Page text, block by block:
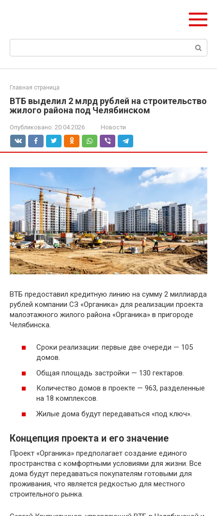
Поиск:
Главная страница
ВТБ выделил 2 млрд рублей на строительство
жилого района под Челябинском
Опубликовано: 20.04.2026 Новости
ВТБ предоставил кредитную линию на сумму 2 миллиарда
рублей компании СЗ «Органика» для реализации проекта
малоэтажного жилого района «Органика» в пригороде
Челябинска.
Сроки реализации: первые две очереди — 105
домов.
Общая площадь застройки — 130 гектаров.
Количество домов в проекте — 963, разделенные
на 18 комплексов.
Жилые дома будут передаваться «под ключ».
Концепция проекта и его значение
Проект «Органика» предполагает создание единого
пространства с комфортными условиями для жизни. Все
дома будут передаваться покупателям готовыми для
проживания, что является редкостью для местного
строительного рынка.